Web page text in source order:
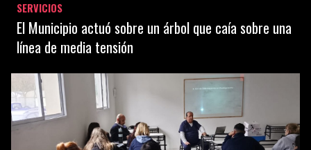
SERVICIOS
El Municipio actuó sobre un árbol que caía sobre una
línea de media tensión